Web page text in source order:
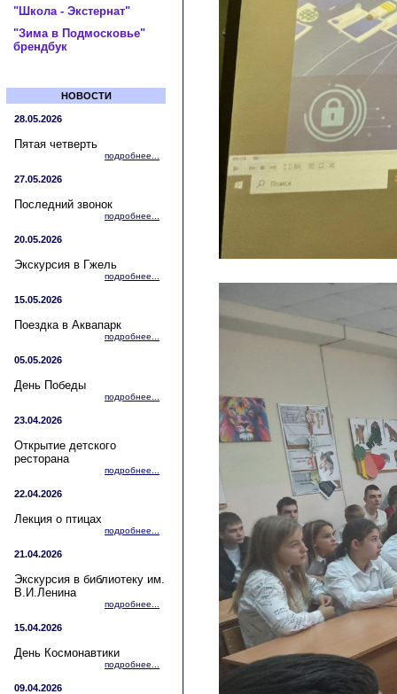
"Школа - Экстернат"
"Зима в Подмосковье"
брендбук
НОВОСТИ
28.05.2026
Пятая четверть
подробнее...
27.05.2026
Последний звонок
подробнее...
20.05.2026
Экскурсия в Гжель
подробнее...
15.05.2026
Поездка в Аквапарк
подробнее...
05.05.2026
День Победы
подробнее...
23.04.2026
Открытие детского
ресторана
подробнее...
22.04.2026
Лекция о птицах
подробнее...
21.04.2026
Экскурсия в библиотеку им.
В.И.Ленина
подробнее...
15.04.2026
День Космонавтики
подробнее...
09.04.2026